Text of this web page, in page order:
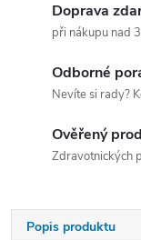
Doprava
při nákupu nad
Odborné
Nevíte si rady?
Ověřený
Zdravotnických
Popis produktu